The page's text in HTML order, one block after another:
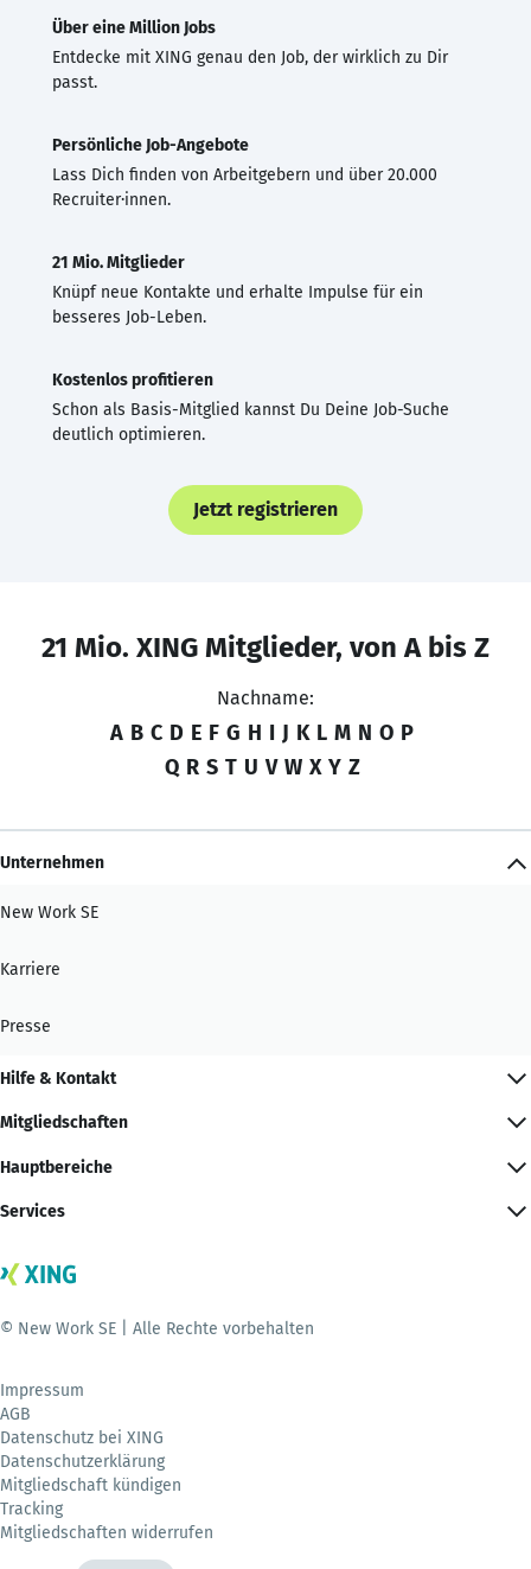
Über eine Million Jobs
Entdecke mit XING genau den Job, der wirklich zu Dir
passt.
Persönliche Job-Angebote
Lass Dich finden von Arbeitgebern und über 20.000
Recruiter·innen.
21 Mio. Mitglieder
Knüpf neue Kontakte und erhalte Impulse für ein
besseres Job-Leben.
Kostenlos profitieren
Schon als Basis-Mitglied kannst Du Deine Job-Suche
deutlich optimieren.
Jetzt registrieren
21 Mio. XING Mitglieder, von A bis Z
Nachname:
A B C D E F G H I J K L M N O P
Q R S T U V W X Y Z
Unternehmen
New Work SE
Karriere
Presse
Hilfe & Kontakt
Mitgliedschaften
Hauptbereiche
Services
© New Work SE | Alle Rechte vorbehalten
Impressum
AGB
Datenschutz bei XING
Datenschutzerklärung
Mitgliedschaft kündigen
Tracking
Mitgliedschaften widerrufen